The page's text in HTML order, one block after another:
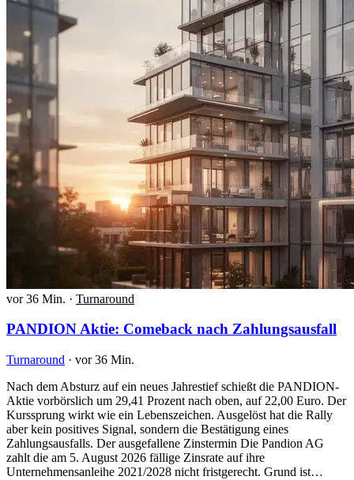
vor 36 Min. · Turnaround
PANDION Aktie: Comeback nach Zahlungsausfall
Turnaround · vor 36 Min.
Nach dem Absturz auf ein neues Jahrestief schießt die PANDION-
Aktie vorbörslich um 29,41 Prozent nach oben, auf 22,00 Euro. Der
Kurssprung wirkt wie ein Lebenszeichen. Ausgelöst hat die Rally
aber kein positives Signal, sondern die Bestätigung eines
Zahlungsausfalls. Der ausgefallene Zinstermin Die Pandion AG
zahlt die am 5. August 2026 fällige Zinsrate auf ihre
Unternehmensanleihe 2021/2028 nicht fristgerecht. Grund ist…